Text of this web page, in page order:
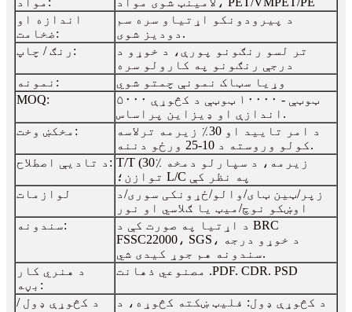
اندازه او
ضخامت:
د پیرودونکو اړتیاو سره سم
دودیز شوی.
رنګ / چاپ:
تر لسو رنګونو پورې، د خوړو د
درجې رنګونو په کارولو سره
نمونه:
وړیا سټاک نمونې چمتو شوي
MOQ:
۵۰۰۰ ټوټې - ۱۰۰۰۰ ټوټې د کڅوړې
اندازې او ډیزاین پراساس.
مخکښ وخت:
د امر تایید او 30٪ زیرمه ترلاسه
کولو وروسته د 10-25 ورځو دننه.
د تادیې اصطلاح: T/T (30٪ زیرمه، د سپارلو دمخه
توازن؛ L/C په نظر کې
لوازمات
زپر/ټین ټای/والو/ځړونکی سوری/د
اوښکو نوچ/میټ یا ګلاسي او نور
سندونه:
د اړتیا په صورت کې د BRC
FSSC22000، SGS، د خوړو درجه
سندونه هم جوړ کیدی شي.
د هنري کار
بڼه:
مصنوعي ذهانت .PDF. CDR. PSD
د کڅوړې ډول /
د کڅوړې ډول: فلیټ ښکته کڅوړه، د